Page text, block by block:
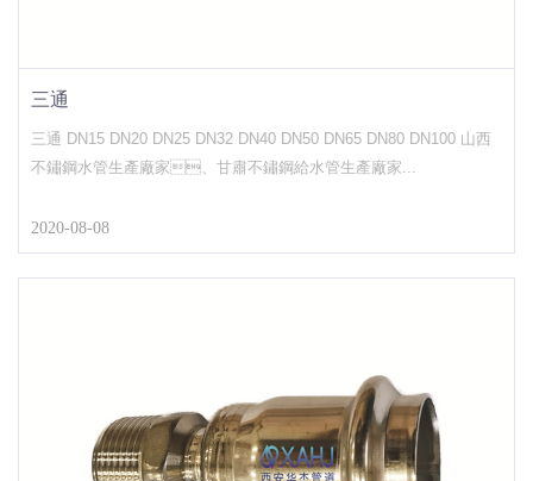
三通
三通 DN15 DN20 DN25 DN32 DN40 DN50 DN65 DN80 DN100 山西
不鏽鋼水管生產廠家、甘肅不鏽鋼給水管生產廠家...
2020-08-08